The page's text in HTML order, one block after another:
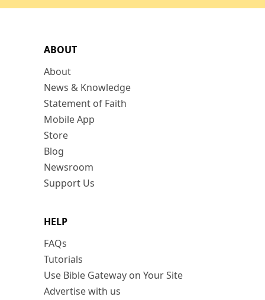
ABOUT
About
News & Knowledge
Statement of Faith
Mobile App
Store
Blog
Newsroom
Support Us
HELP
FAQs
Tutorials
Use Bible Gateway on Your Site
Advertise with us